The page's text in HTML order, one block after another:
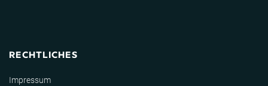
RECHTLICHES
Impressum